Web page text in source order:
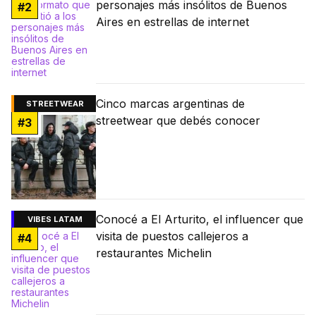
#2
personajes más insólitos de Buenos
Aires en estrellas de internet
STREETWEAR
#3
Cinco marcas argentinas de
streetwear que debés conocer
VIBES LATAM
#4
Conocé a El Arturito, el influencer que
visita de puestos callejeros a
restaurantes Michelin